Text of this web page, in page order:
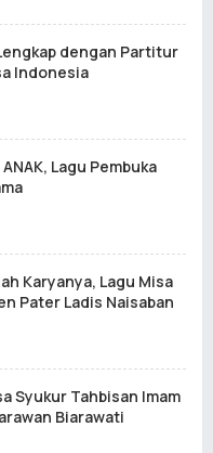
dengan Partitur
Indonesia
ANAK, Lagu Pembuka
Karyanya, Lagu Misa
Pater Ladis Naisaban
Syukur Tahbisan Imam
Biarawati